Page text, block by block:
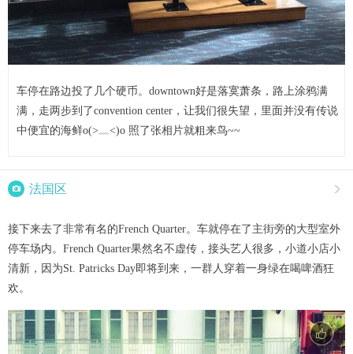
车停在路边投了几个硬币。downtown好是落寞萧条，路上涂鸦满
满，走两步到了convention center，让我们很失望，里面并没有传说
中便宜的海鲜o(>﹏<)o 照了张相片就粗来鸟~~
 法国区 
接下来去了非常有名的French Quarter。车就停在了主街旁的大型室外
停车场内。French Quarter果然名不虚传，接头艺人很多，小道小店小
清新，因为St. Patricks Day即将到来，一群人穿着一身绿在喝啤酒狂
欢。